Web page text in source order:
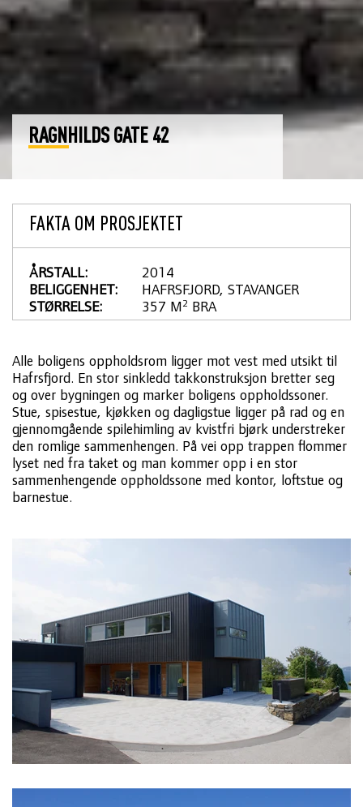
RAGNHILDS GATE 42
FAKTA OM PROSJEKTET
ÅRSTALL:
2014
BELIGGENHET:
HAFRSFJORD, STAVANGER
STØRRELSE:
357 M2 BRA
Alle boligens oppholdsrom ligger mot vest med utsikt til
Hafrsfjord. En stor sinkledd takkonstruksjon bretter seg
og over bygningen og marker boligens oppholdssoner.
Stue, spisestue, kjøkken og dagligstue ligger på rad og en
gjennomgående spilehimling av kvistfri bjørk understreker
den romlige sammenhengen. På vei opp trappen flommer
lyset ned fra taket og man kommer opp i en stor
sammenhengende oppholdssone med kontor, loftstue og
barnestue.